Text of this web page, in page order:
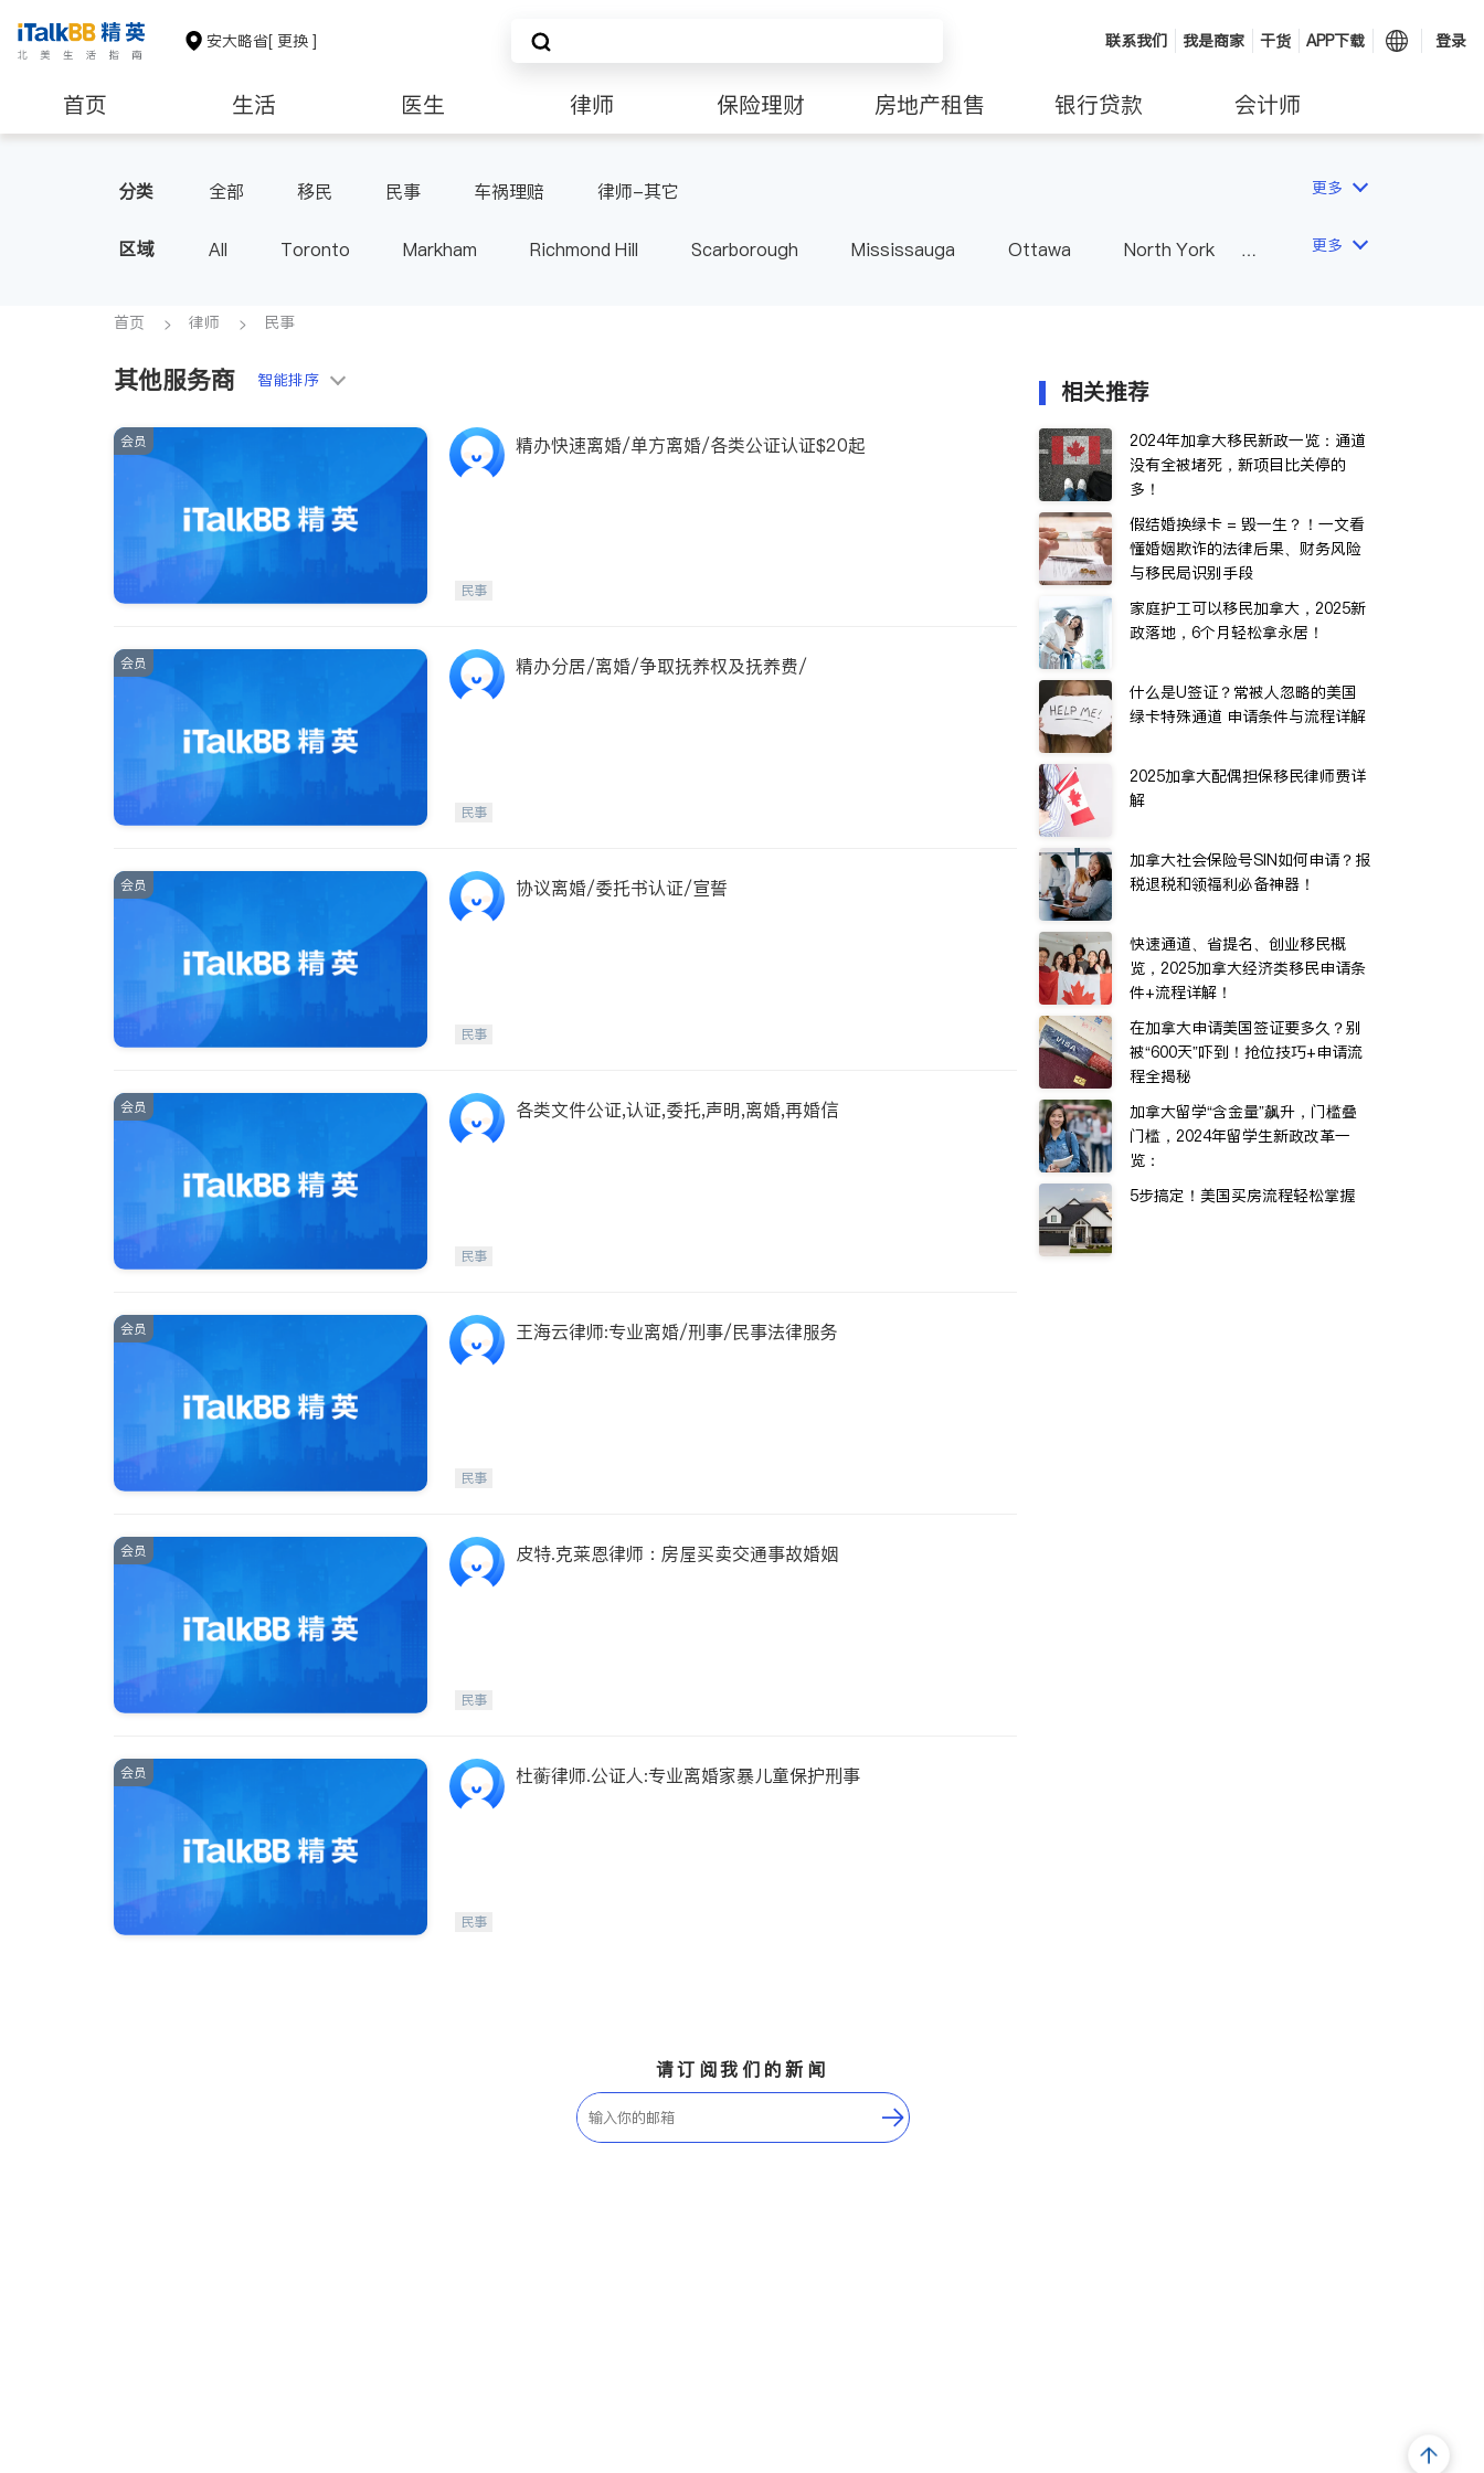
安大略省[ 更换 ] 联系我们 我是商家 干货 APP下载 登录
首页 生活 医生 律师 保险理财 房地产租售 银行贷款 会计师
分类 全部 移民 民事 车祸理赔 律师-其它 更多
区域 All Toronto Markham Richmond Hill Scarborough Mississauga Ottawa
North York
Aurora
更多
首页 律师 民事
其他服务商 智能排序
会员 精办快速离婚/单方离婚/各类公证认证$20起
民事
会员 精办分居/离婚/争取抚养权及抚养费/
民事
会员 协议离婚/委托书认证/宣誓
民事
会员 各类文件公证,认证,委托,声明,离婚,再婚信
民事
会员 王海云律师:专业离婚/刑事/民事法律服务
民事
会员 皮特.克莱恩律师：房屋买卖交通事故婚姻
民事
会员 杜蘅律师.公证人:专业离婚家暴儿童保护刑事
民事
相关推荐
2024年加拿大移民新政一览：通道
没有全被堵死，新项目比关停的
多！
假结婚换绿卡 = 毁一生？！一文看
懂婚姻欺诈的法律后果、财务风险
与移民局识别手段
家庭护工可以移民加拿大，2025新
政落地，6个月轻松拿永居！
什么是U签证？常被人忽略的美国
绿卡特殊通道 申请条件与流程详解
2025加拿大配偶担保移民律师费详
解
加拿大社会保险号SIN如何申请？报
税退税和领福利必备神器！
快速通道、省提名、创业移民概
览，2025加拿大经济类移民申请条
件+流程详解！
在加拿大申请美国签证要多久？别
被“600天”吓到！抢位技巧+申请流
程全揭秘
加拿大留学“含金量”飙升，门槛叠
门槛，2024年留学生新政改革一
览：
5步搞定！美国买房流程轻松掌握
请订阅我们的新闻